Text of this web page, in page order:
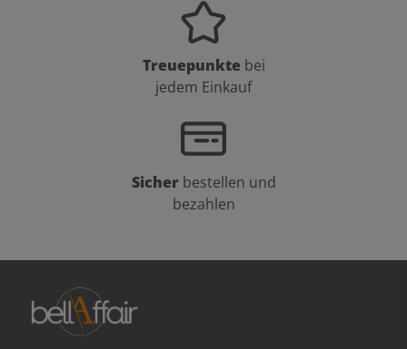
Treuepunkte bei
jedem Einkauf
Sicher bestellen und
bezahlen